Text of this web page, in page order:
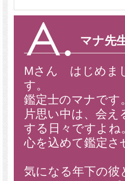
マナ先
Mさん はじめま
す。
鑑定士のマナです
片思い中は、会
する日々ですよね
心を込めて鑑定さ
気になる年下の彼